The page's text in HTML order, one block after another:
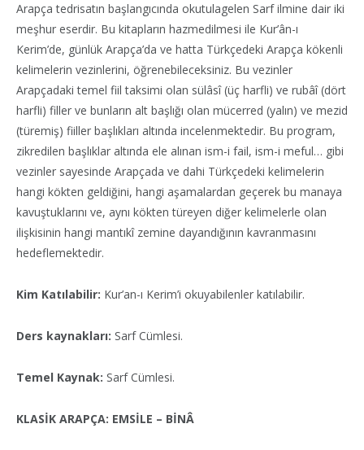
Arapça tedrisatın başlangıcında okutulagelen Sarf ilmine dair iki
meşhur eserdir. Bu kitapların hazmedilmesi ile Kur’ân-ı
Kerim’de, günlük Arapça’da ve hatta Türkçedeki Arapça kökenli
kelimelerin vezinlerini, öğrenebileceksiniz. Bu vezinler
Arapçadaki temel fiil taksimi olan sülâsî (üç harfli) ve rubâî (dört
harfli) filler ve bunların alt başlığı olan mücerred (yalın) ve mezid
(türemiş) fiiller başlıkları altında incelenmektedir. Bu program,
zikredilen başlıklar altında ele alınan ism-i fail, ism-i meful… gibi
vezinler sayesinde Arapçada ve dahi Türkçedeki kelimelerin
hangi kökten geldiğini, hangi aşamalardan geçerek bu manaya
kavuştuklarını ve, aynı kökten türeyen diğer kelimelerle olan
ilişkisinin hangi mantıkî zemine dayandığının kavranmasını
hedeflemektedir.
Kim Katılabilir: Kur’an-ı Kerim’i okuyabilenler katılabilir.
Ders kaynakları: Sarf Cümlesi.
Temel Kaynak: Sarf Cümlesi.
KLASİK ARAPÇA: EMSİLE – BİNÂ